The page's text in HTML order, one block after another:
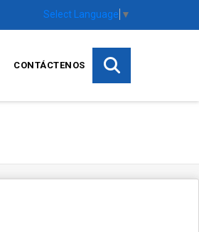
Select Language ▼
CONTÁCTENOS